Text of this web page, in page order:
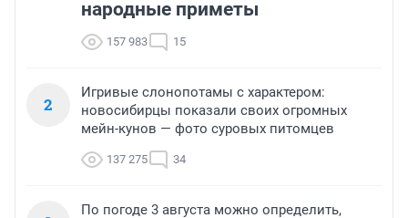
народные приметы
157 983 15
2
Игривые слонопотамы с характером:
новосибирцы показали своих огромных
мейн-кунов — фото суровых питомцев
137 275 34
По погоде 3 августа можно определить,